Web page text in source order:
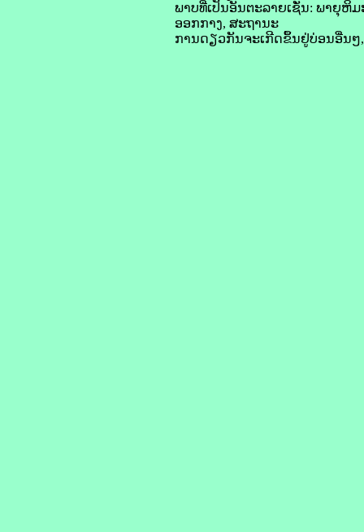
ພາບທີ່ເປັນອັນຕະລາຍເຊັ່ນ: ພາຍຸຫິ
ອອກກາງ, ສະຖານະ
ການດຽວກັນຈະເກີດຂຶ້ນຢູ່ບ່ອນອື່ນ